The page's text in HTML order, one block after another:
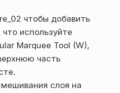
чтобы добавить
используйте
Marquee Tool (W),
часть
слоя на